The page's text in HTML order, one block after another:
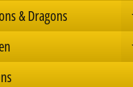
& Dragons